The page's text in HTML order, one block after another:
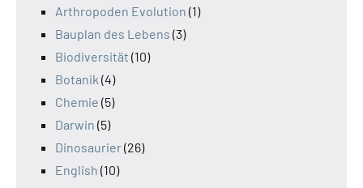
Arthropoden Evolution (1)
Bauplan des Lebens (3)
Biodiversität (10)
Botanik (4)
Chemie (5)
Darwin (5)
Dinosaurier(26)
English (10)